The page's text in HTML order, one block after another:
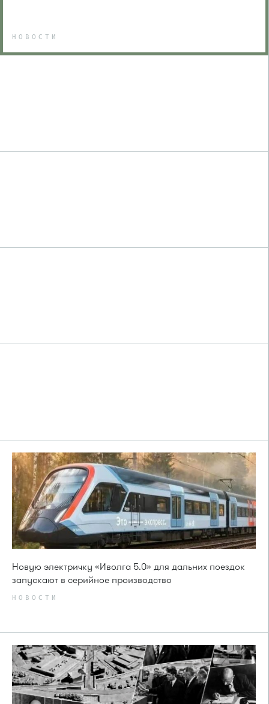
НОВОСТИ
Новую электричку «Иволга 5.0» для дальних поездок
запускают в серийное производство
НОВОСТИ